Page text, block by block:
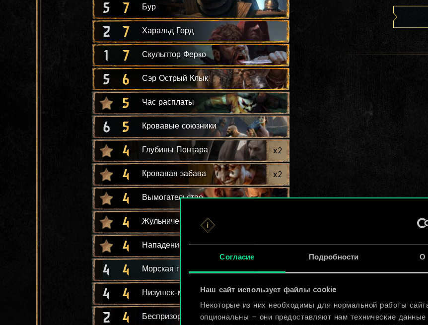
Согласие Подробности О
Наш сайт использует файлы cookie
Некоторые из них необходимы для нормальной работы
опциональны — они предоставляют нам технические данные
5 7 Бур
2 7 Харальд Горд
1 7 Скульптор Ферко
5 6 Сэр Острый Клык
5 Час расплаты
6 5 Кровавые союзники
4 Глубины Понтара x2
4 Кровавая забава x2
4 Вымогательство
4 Жульничество
4 Нападение
4 4 Морская гиена
4 4 Низушек-медвежатник x2
2 4 Беспризорники